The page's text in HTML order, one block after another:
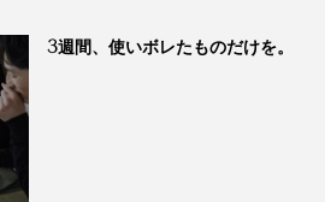
3週間、使いボレたものだけを。